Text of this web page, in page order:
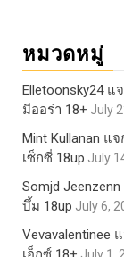
หมวดหมู่
Elletoonsky24
มีออร่า 18+ July
Mint Kullanan แ
เซ็กซี่ 18up July
Somjd
บึ้ม 18up July 6,
Vevavalentinee